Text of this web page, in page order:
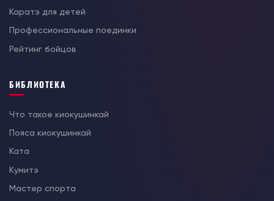
Каратэ для детей
Профессиональные поединки
Рейтинг бойцов
БИБЛИОТЕКА
Что такое киокушинкай
Пояса киокушинкай
Ката
Кумитэ
Мастер спорта